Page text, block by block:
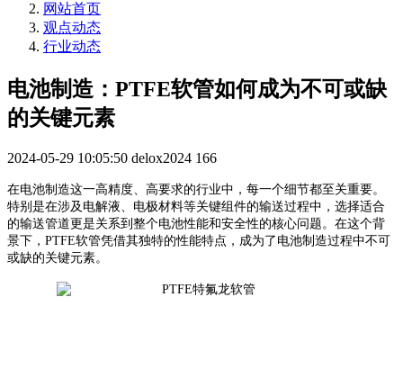
网站首页
观点动态
行业动态
电池制造：PTFE软管如何成为不可或缺
的关键元素
2024-05-29 10:05:50 delox2024 166
在电池制造这一高精度、高要求的行业中，每一个细节都至关重要。
特别是在涉及电解液、电极材料等关键组件的输送过程中，选择适合
的输送管道更是关系到整个电池性能和安全性的核心问题。在这个背
景下，PTFE软管凭借其独特的性能特点，成为了电池制造过程中不可
或缺的关键元素。